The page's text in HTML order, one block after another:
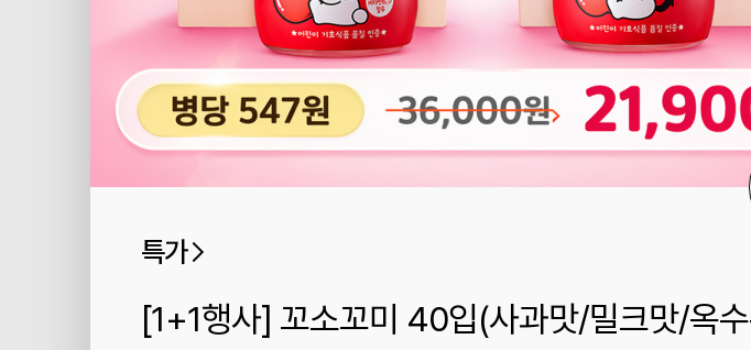
특가
[1+1행사] 꼬소꼬미 40입(사과맛/밀크맛/옥